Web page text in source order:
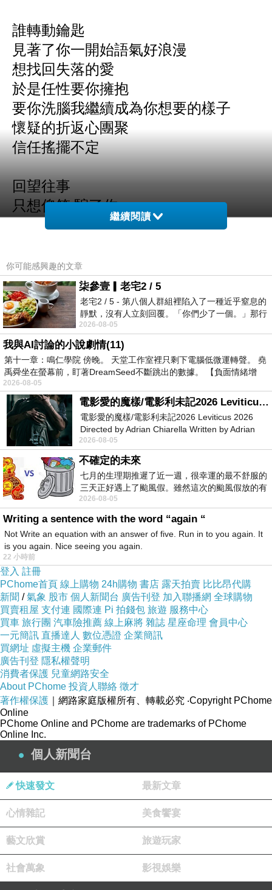
誰轉動鑰匙
見著了你一開始語氣好浪漫
想找回失落的愛
於是任性要你擁抱
要你洗腦我繼續成為你想要的樣子
懷疑的折返心團聚
信任搖擺不定
回望往事
只想傻笑 騙了你
一種誘惑 始終都是完美情人
時間推我向前
依然無法錯過你
愛情倒底是什麼玩意
偶爾有戒心的我們
甜蜜崗位誰替換過
開始懷疑世界的背面你我
都是騙子
[歌詞練習]
(圖:取自網路)
旅人
／曾熱烈作夢的 故事已被遺忘
給我動力 愛情的意義／
還是有盼望
版主回應
問好.平安.順心.
繼續閱讀
你可能感興趣的文章
柒參壹▎老宅2 / 5
老宅2 / 5 - 第八個人群組裡陷入了一種近乎窒息的
靜默，沒有人立刻回覆。「你們少了一個。」那行
字像一顆冰冷的鐵釘，硬生生刺進螢
2026-08-05
我與AI討論的小說劇情(11)
第十一章：鳴仁學院 傍晚。 天堂工作室裡只剩下電腦低微運轉聲。 堯
禹舜坐在螢幕前，盯著DreamSeed不斷跳出的數據。 【負面情緒增
2026-08-05
電影愛的魔樣/電影利未記2026 Leviticus 2026
電影愛的魔樣/電影利未記2026 Leviticus 2026
Directed by Adrian Chiarella Written by Adrian
Chiarella Starring Joe Bird
2026-08-05
不確定的未來
七月的生理期推遲了近一週，很幸運的最不舒服的
三天正好遇上了颱風假。雖然這次的颱風假放的有
點虛，因為風雨不大，但這也是最想要的
2026-08-05
Writing a sentence with the word “again “
Not Write an equation with an answer of five. Run in to you again. It
is you again. Nice seeing you again.
22 小時前
登入 註冊
PChome首頁 線上購物 24h購物 書店 露天拍賣 比比昂代購
新聞 /氣象 股市 個人新聞台 廣告刊登 加入聯播網 全球購物
買賣租屋 支付連 國際連 Pi 拍錢包 旅遊 服務中心
買車 旅行團 汽車險推薦 線上麻將 雜誌 星座命理 會員中心
一元簡訊 直播達人 數位憑證 企業簡訊
買網址 虛擬主機 企業郵件
廣告刊登 隱私權聲明
消費者保護 兒童網路安全
About PChome 投資人聯絡 徵才
著作權保護 ｜網路家庭版權所有、轉載必究 ‧Copyright PChome
Online
PChome Online and PChome are trademarks of PChome
Online Inc.
個人新聞台
快速發文 最新文章
心情雜記 美食饗宴
藝文欣賞 旅遊玩家
社會萬象 影視娛樂